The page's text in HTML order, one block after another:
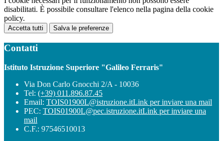
disabilitati. È possibile consultare l'elenco nella pagina della cookie
policy.
Accetta tutti Salva le preferenze
Contatti
Istituto Istruzione Superiore "Galileo Ferraris"
Via Don Carlo Gnocchi 2/A - 10036
Tel: (+39) 011.896.87.45
Email: TOIS01900L@istruzione.itLink per inviare una mail
PEC: TOIS01900L@pec.istruzione.itLink per inviare una
mail
C.F.: 97546510013